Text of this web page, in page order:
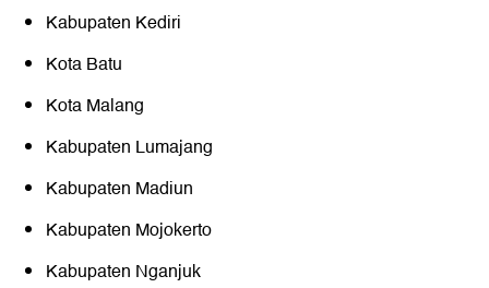
Kabupaten Kediri
Kota Batu
Kota Malang
Kabupaten Lumajang
Kabupaten Madiun
Kabupaten Mojokerto
Kabupaten Nganjuk